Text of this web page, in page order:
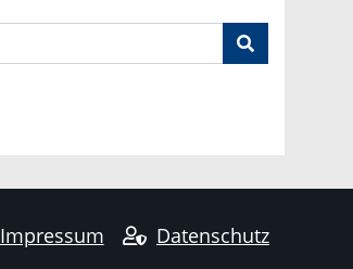
Impressum
Datenschutz